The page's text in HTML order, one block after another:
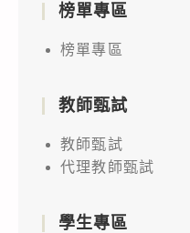
榜單專區
榜單專區
教師甄試
教師甄試
代理教師甄試
學生專區